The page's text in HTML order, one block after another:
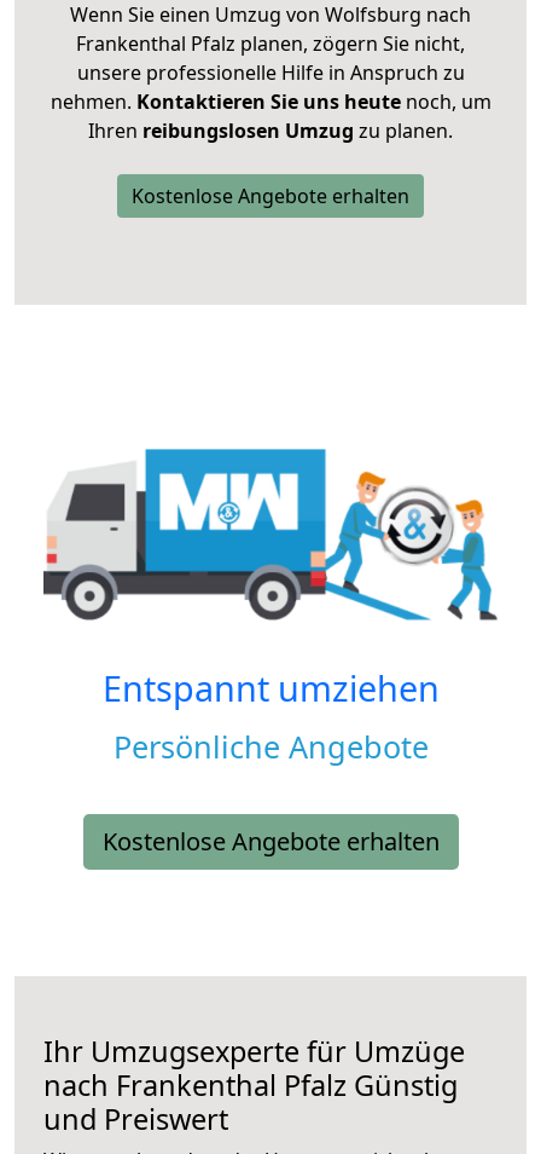
Wenn Sie einen Umzug von Wolfsburg nach
Frankenthal Pfalz planen, zögern Sie nicht,
unsere professionelle Hilfe in Anspruch zu
nehmen. Kontaktieren Sie uns heutenoch, um
Ihren reibungslosen Umzug zu planen.
Kostenlose Angebote erhalten
Entspannt umziehen
Persönliche Angebote
Kostenlose Angebote erhalten
Ihr Umzugsexperte für Umzüge
nach Frankenthal Pfalz Günstig
und Preiswert